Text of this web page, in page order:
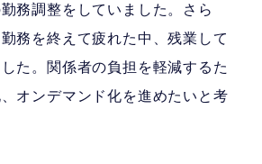
務調整をしていました。さら
務を終えて疲れた中、残業して
た。関係者の負担を軽減するた
オンデマンド化を進めたいと考